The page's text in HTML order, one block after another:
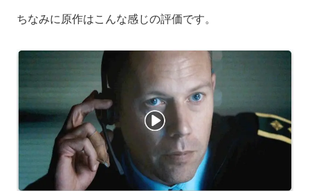
ちなみに原作はこんな感じの評価です。